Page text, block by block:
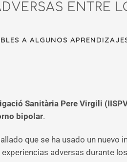
ENTRE
A ALGUNOS
Sanitària Pere Virgili
bipolar.
que se ha usado un
adversas durante